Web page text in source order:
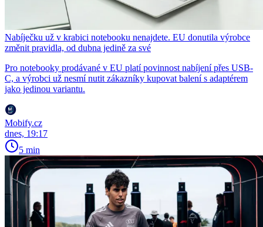
Nabíječku už v krabici notebooku nenajdete. EU donutila výrobce
změnit pravidla, od dubna jedině za své
Pro notebooky prodávané v EU platí povinnost nabíjení přes USB-
C, a výrobci už nesmí nutit zákazníky kupovat balení s adaptérem
jako jedinou variantu.
Mobify.cz
dnes, 19:17
5 min